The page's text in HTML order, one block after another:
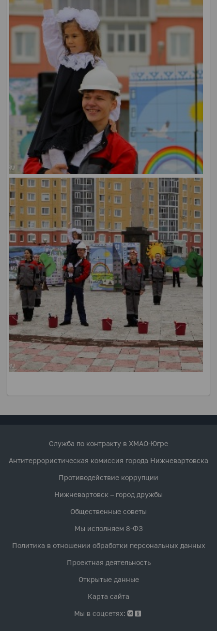
Служба по контракту в ХМАО-Югре
Антитеррористическая комиссия города Нижневартовска
Противодействие коррупции
Нижневартовск – город дружбы
Общественные советы
Мы исполняем 8-ФЗ
Политика в отношении обработки персональных данных
Проектная деятельность
Открытые данные
Карта сайта
Мы в соцсетях: